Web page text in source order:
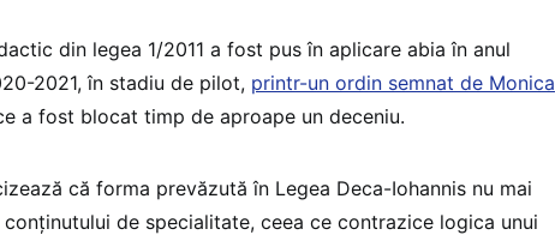
din legea 1/2011 a fost pus în aplicare abia în anul
2021, în stadiu de pilot, printr-un ordin semnat de Monica
a fost blocat timp de aproape un deceniu.
că forma prevăzută în Legea Deca-Iohannis nu mai
de specialitate, ceea ce contrazice logica unui